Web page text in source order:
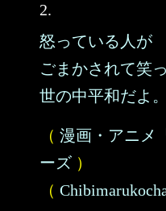
2.
怒っている人が
ごまかされて笑
世の中平和だよ。
（ 漫画・アニメ
ーズ ）
（